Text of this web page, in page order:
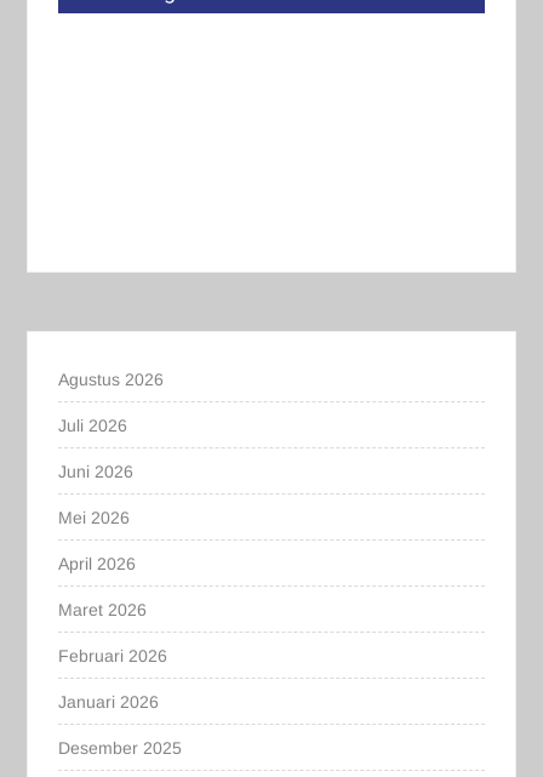
Agustus 2026
Juli 2026
Juni 2026
Mei 2026
April 2026
Maret 2026
Februari 2026
Januari 2026
Desember 2025